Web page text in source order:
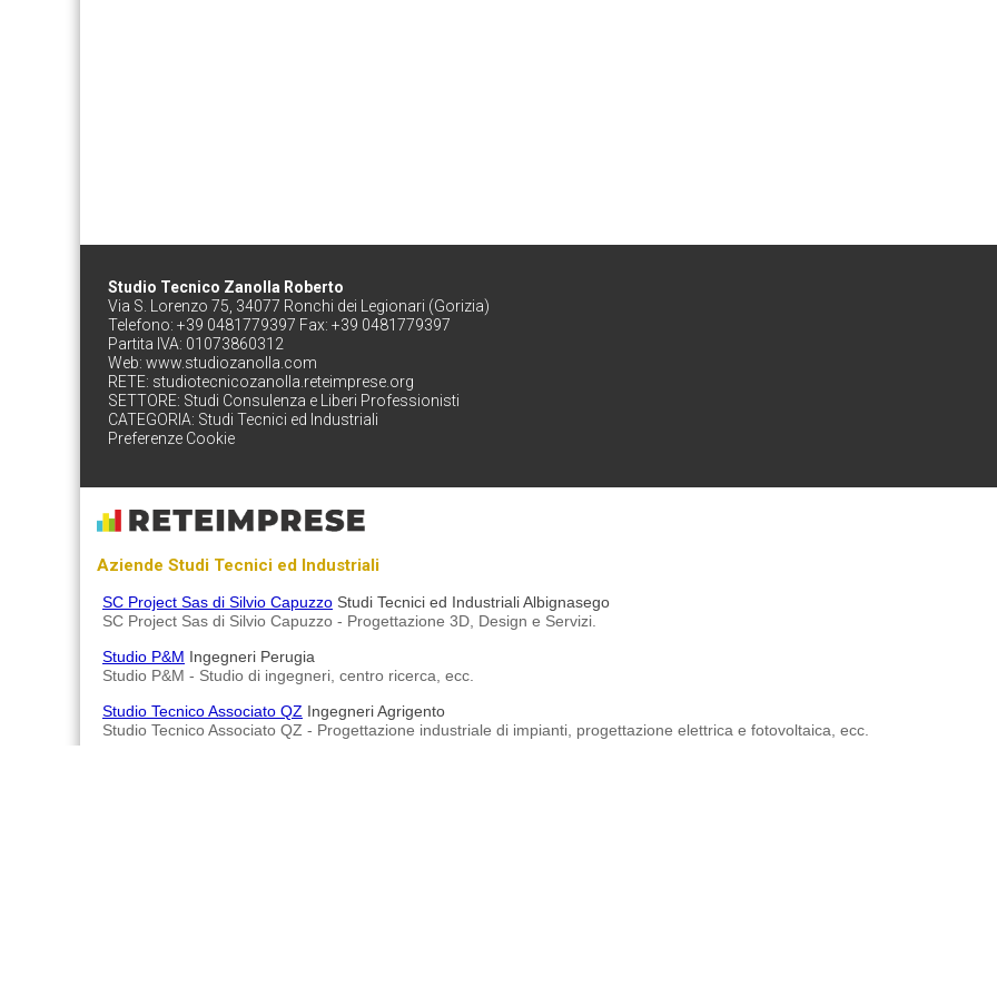
Studio Tecnico Zanolla Roberto
Via S. Lorenzo 75, 34077 Ronchi dei Legionari (Gorizia)
Telefono: +39 0481779397 Fax: +39 0481779397
Partita IVA: 01073860312
Web: www.studiozanolla.com
RETE: studiotecnicozanolla.reteimprese.org
SETTORE: Studi Consulenza e Liberi Professionisti
CATEGORIA: Studi Tecnici ed Industriali
Preferenze Cookie
Aziende Studi Tecnici ed Industriali
SC Project Sas di Silvio Capuzzo Studi Tecnici ed Industriali Albignasego
SC Project Sas di Silvio Capuzzo - Progettazione 3D, Design e Servizi.
Studio P&M Ingegneri Perugia
Studio P&M - Studio di ingegneri, centro ricerca, ecc.
Studio Tecnico Associato QZ Ingegneri Agrigento
Studio Tecnico Associato QZ - Progettazione industriale di impianti, progettazione elettrica e fotovoltaica, ecc.